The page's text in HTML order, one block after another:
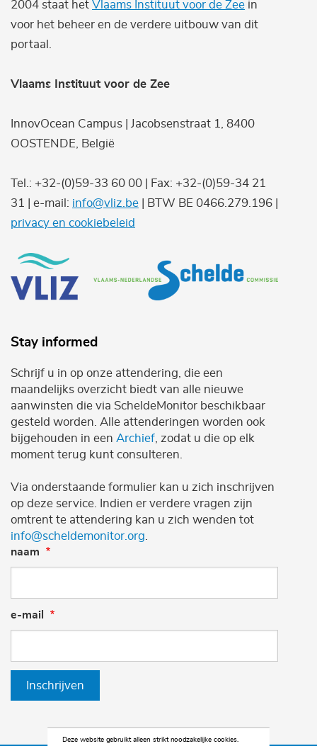
2004 staat het Vlaams Instituut voor de Zee in
voor het beheer en de verdere uitbouw van dit
portaal.
Vlaams Instituut voor de Zee
InnovOcean Campus | Jacobsenstraat 1, 8400
OOSTENDE, België
Tel.: +32-(0)59-33 60 00 | Fax: +32-(0)59-34 21
31 | e-mail: info@vliz.be | BTW BE 0466.279.196 |
privacy en cookiebeleid
Stay informed
Schrijf u in op onze attendering, die een
maandelijks overzicht biedt van alle nieuwe
aanwinsten die via ScheldeMonitor beschikbaar
gesteld worden. Alle attenderingen worden ook
bijgehouden in een Archief , zodat u die op elk
moment terug kunt consulteren.
Via onderstaande formulier kan u zich inschrijven
op deze service. Indien er verdere vragen zijn
omtrent te attendering kan u zich wenden tot
info@scheldemonitor.org
naam
e-mail
Inschrijven
Deze website gebruikt alleen strikt noodzakelijke cookies.